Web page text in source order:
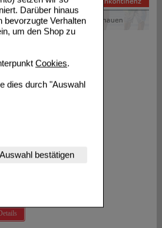
Darüber hinaus
bevorzugte Verhalten
um den Shop zu
Cookies.
dies durch "Auswahl
Website
werden kann.
(z.B.
Auswahl bestätigen
Details